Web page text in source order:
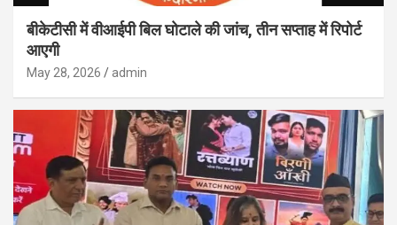
बीकेटीसी में वीआईपी बिल घोटाले की जांच, तीन सप्ताह में रिपोर्ट
आएगी
May 28, 2026 admin